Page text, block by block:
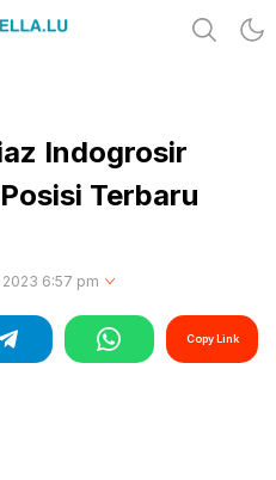
Indogrosir
Terbaru
6:57 pm
Copy Link